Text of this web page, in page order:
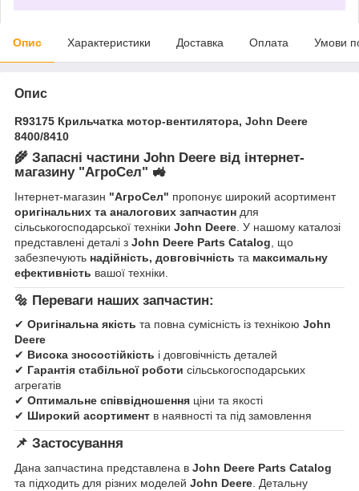
Опис Характеристики Доставка Оплата Умови
Опис
R93175 Крильчатка мотор-вентилятора, John Deere
8400/8410
🌾 Запасні частини John Deere від інтернет-
магазину "АгроСел" 🚜
Інтернет-магазин "АгроСел" пропонує широкий асортимент
оригінальних та аналогових запчастин для
сільськогосподарської техніки John Deere . У нашому каталозі
представлені деталі з John Deere Parts Catalog , що
забезпечують надійність, довговічність та максимальну
ефективність вашої техніки.
🔩 Переваги наших запчастин:
✔ Оригінальна якість та повна сумісність із технікою John
Deere
✔ Висока зносостійкість і довговічність деталей
✔ Гарантія стабільної роботи сільськогосподарських
агрегатів
✔ Оптимальне співвідношення ціни та якості
✔ Широкий асортимент в наявності та під замовлення
📌 Застосування
Дана запчастина представлена в John Deere Parts Catalog
та підходить для різних моделей John Deere . Детальну